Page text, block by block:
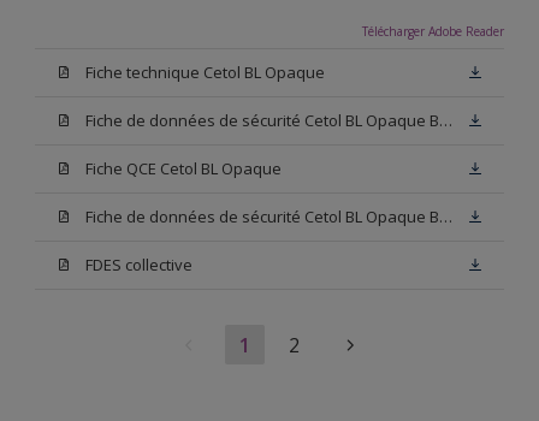
Télécharger Adobe Reader
Fiche technique Cetol BL Opaque
Fiche de données de sécurité Cetol BL Opaque Blanc
Fiche QCE Cetol BL Opaque
Fiche de données de sécurité Cetol BL Opaque Base W05
FDES collective
1 2